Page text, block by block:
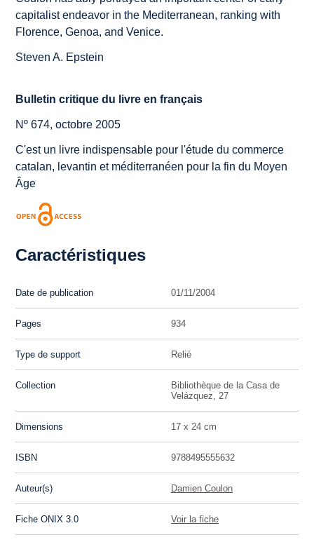
capitalist endeavor in the Mediterranean, ranking with
Florence, Genoa, and Venice.
Steven A. Epstein
Bulletin critique du livre en français
Nº 674, octobre 2005
C'est un livre indispensable pour l'étude du commerce
catalan, levantin et méditerranéen pour la fin du Moyen
Âge
Caractéristiques
Date de publication 01/11/2004
Pages 934
Type de support Relié
Collection
Bibliothèque de la Casa de
Velázquez, 27
Dimensions 17 x 24 cm
ISBN 9788495555632
Auteur(s) Damien Coulon
Fiche ONIX 3.0 Voir la fiche